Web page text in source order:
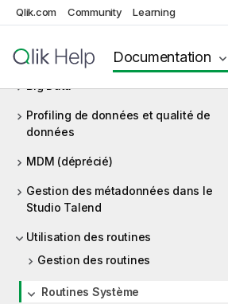
Qlik.com Community Learning
Documentation
Travailler avec les projets
données
Big Data
Profiling de données et qualité de
données
MDM (déprécié)
Gestion des métadonnées dans le
Studio Talend
Utilisation des routines
Gestion des routines
Routines Système